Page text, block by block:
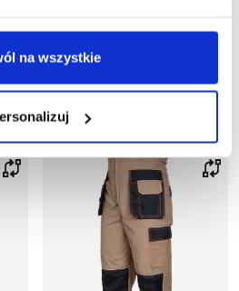
na wszystkie
zł